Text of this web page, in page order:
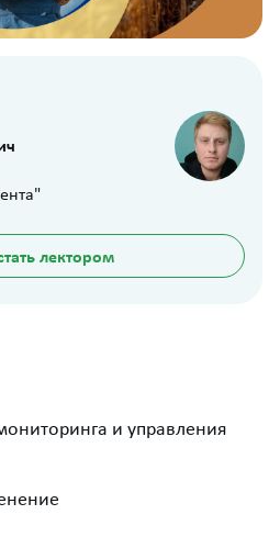
лектором
и управления